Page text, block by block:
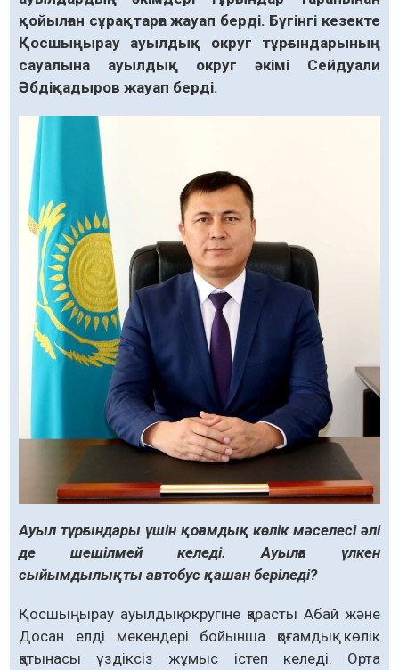
қойылған сұрақтарға жауап берді. Бүгінгі кезекте
Қосшыңырау ауылдық округ тұрғындарының
сауалына ауылдық округ әкімі Сейдуали
Әбдіқадыров жауап берді.
Ауыл тұрғындары үшін қоғамдық көлік мәселесі әлі
де шешілмей келеді. Ауылға үлкен
сыйымдылықты автобус қашан беріледі?
Қосшыңырау ауылдық округіне қарасты Абай және
Досан елді мекендері бойынша қоғамдық көлік
қатынасы үздіксіз жұмыс істеп келеді. Орта